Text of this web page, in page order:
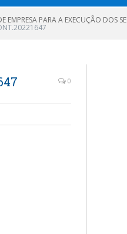
PARA A EXECUÇÃO DOS
0